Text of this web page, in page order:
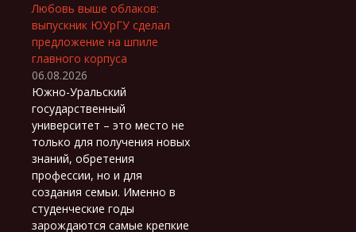
Любовь выше облаков:
выпускник ЮУрГУ сделал
предложение на шпиле
главного корпуса
06.08.2026
Южно-Уральский
государственный
университет – это место не
только для получения новых
знаний, обретения
профессии, но и для
создания семьи. Именно в
студенческие годы
зарождаются самые крепкие